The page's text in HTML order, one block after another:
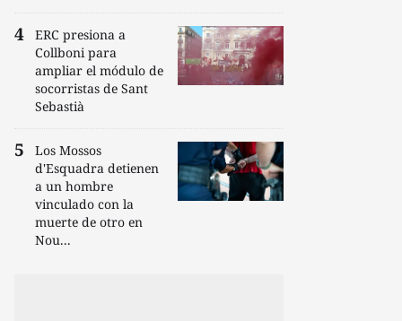
ERC presiona a
Collboni para
ampliar el módulo de
socorristas de Sant
Sebastià
Los Mossos
d'Esquadra detienen
a un hombre
vinculado con la
muerte de otro en
Nou...